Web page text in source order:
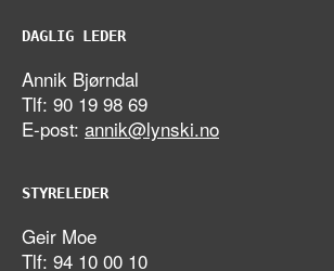
DAGLIG LEDER
Annik Bjørndal
Tlf: 90 19 98 69
E-post: annik@lynski.no
STYRELEDER
Geir Moe
Tlf: 94 10 00 10